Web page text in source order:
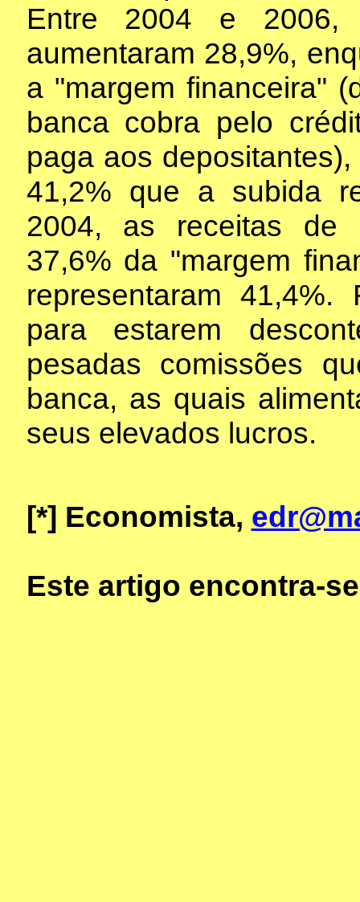
Entre 2004 e 2006,
aumentaram 28,9%,
a "margem financeira"
banca cobra pelo
paga aos
41,2% que a subida
2004, as receitas de
37,6% da "margem
representaram
para estarem
pesadas comissões
banca, as quais
seus elevados lucros.
[*] Economista,
Este artigo encontra-